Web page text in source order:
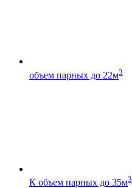
объем парных до 22м3
К объем парных до 35м3